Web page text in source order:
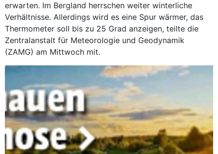
erwarten. Im Bergland herrschen weiter winterliche
Verhältnisse. Allerdings wird es eine Spur wärmer, das
Thermometer soll bis zu 25 Grad anzeigen, teilte die
Zentralanstalt für Meteorologie und Geodynamik
(ZAMG) am Mittwoch mit.